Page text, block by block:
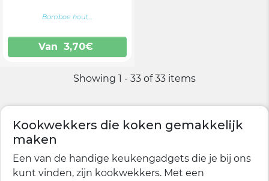
Bamboe hout,...
Van 3,70€
Showing 1 - 33 of 33 items
Kookwekkers die koken gemakkelijk
maken
Een van de handige keukengadgets die je bij ons
kunt vinden, zijn kookwekkers. Met een